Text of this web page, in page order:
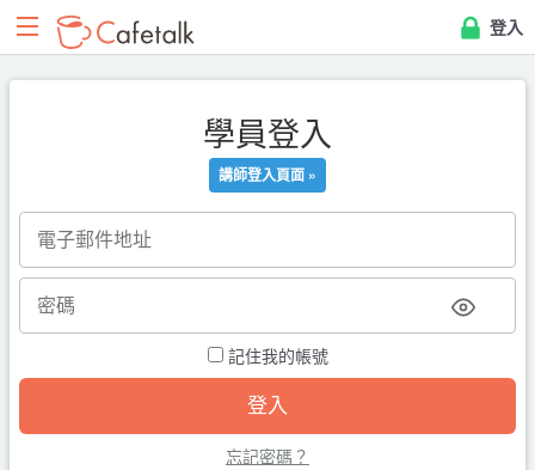
登入
學員登入
講師登入頁面 »
記住我的帳號
忘記密碼？